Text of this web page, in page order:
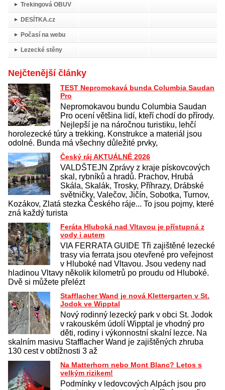
Trekingová OBUV
DESÍTKA.cz
Počasí na webu
Lezecké stěny
Nejčtenější články
TEST Nepromokavá bunda Columbia Saudan
Pro
Nepromokavou bundu Columbia Saudan
Pro ocení většina lidí, kteří chodí do přírody.
Nejlepší je na náročnou turistiku, lehčí
horolezecké túry a trekking. Konstrukce a materiál jsou
odolné. Bunda má všechny důležité prvky,
Český ráj AKTUÁLNĚ 2026
VALDŠTEJN Zprávy z kraje pískovcových
skal, rybníků a hradů. Prachov, Hrubá
Skála, Skalák, Trosky, Příhrazy, Drábské
světničky, Valečov, Jičín, Sobotka, Turnov,
Kozákov, Zlatá stezka Českého ráje... To jsou pojmy, které
zná každý turista
Feráta Hluboká nad Vltavou je přístupná z
vody i autem
VIA FERRATA GUIDE Tři zajištěné lezecké
trasy via ferrata jsou otevřené pro veřejnost
v Hluboké nad Vltavou. Jsou vedeny nad
hladinou Vltavy několik kilometrů po proudu od Hluboké.
Dvě si můžete přelézt
Stafflacher Wand je nová Klettergarten v St.
Jodok ve Wipptal
Nový rodinný lezecký park v obci St. Jodok
v rakouském údolí Wipptal je vhodný pro
děti, rodiny i výkonnostní skalní lezce. Na
skalním masivu Stafflacher Wand je zajištěných zhruba
130 cest v obtížnosti 3 až
Na Matterhorn nebo Mont Blanc? Letos s
velkým rizikem!
Podmínky v ledovcových Alpách jsou pro